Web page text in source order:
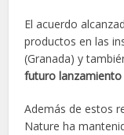
El acuerdo
productos en las
(Granada) y
futuro
Además de estos
Nature ha